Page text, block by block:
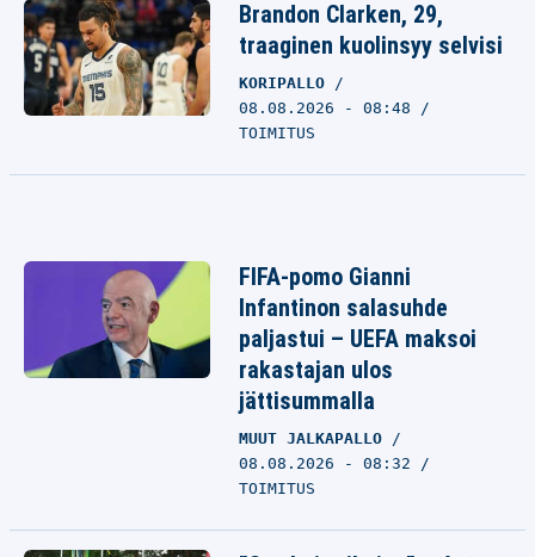
Brandon Clarken, 29,
traaginen kuolinsyy selvisi
KORIPALLO
08.08.2026 - 08:48
TOIMITUS
FIFA-pomo Gianni
Infantinon salasuhde
paljastui – UEFA maksoi
rakastajan ulos
jättisummalla
MUUT JALKAPALLO
08.08.2026 - 08:32
TOIMITUS